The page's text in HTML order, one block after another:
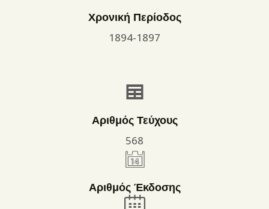
Χρονική Περίοδος
1894-1897
Αριθμός Τεύχους
568
Αριθμός Έκδοσης